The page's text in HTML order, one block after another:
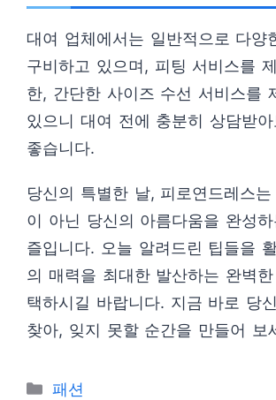
대여 업체에서는 일반적으로 다양
구비하고 있으며, 피팅 서비스를
한, 간단한 사이즈 수선 서비스를
있으니 대여 전에 충분히 상담받
좋습니다.
당신의 특별한 날, 피로연드레스
이 아닌 당신의 아름다움을 완성
즐입니다. 오늘 알려드린 팁들을
의 매력을 최대한 발산하는 완벽
택하시길 바랍니다. 지금 바로 당
찾아, 잊지 못할 순간을 만들어 보
카
패션